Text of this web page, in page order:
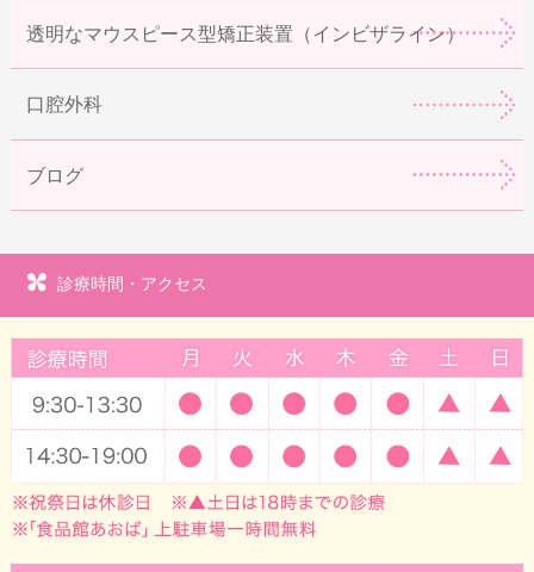
透明なマウスピース型矯正装置（インビザライン）
口腔外科
ブログ
診療時間・アクセス